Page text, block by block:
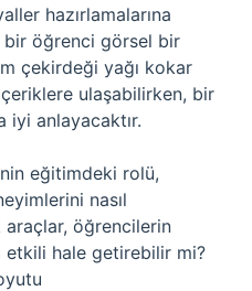
hazırlamalarına
bir öğrenci görsel bir
çekirdeği yağı kokar
ulaşabilirken, bir
iyi anlayacaktır.
eğitimdeki rolü,
nasıl
öğrencilerin
etkili hale getirebilir mi?